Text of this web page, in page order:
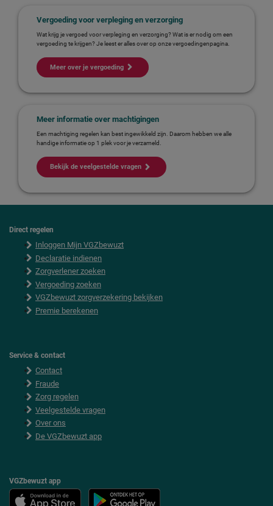
Vergoeding voor verpleging en verzorging
Wat krijg je vergoed voor verpleging en verzorging? Wat is er nodig om een
vergoeding te krijgen? Je leest er alles over op onze vergoedingenpagina.
Meer over je vergoeding
Meer informatie over machtigingen
Een machtiging regelen kan best ingewikkeld zijn. Daarom hebben we alle
handige informatie op 1 plek voor je verzameld.
Bekijk de veelgestelde vragen
Direct regelen
Inloggen Mijn VGZbewuzt
Declaratie indienen
Zorgverlener zoeken
Vergoeding zoeken
VGZbewuzt zorgverzekering bekijken
Premie berekenen
Service & contact
Contact
Fraude
Zorg regelen
Veelgestelde vragen
Over ons
De VGZbewuzt app
VGZbewuzt app